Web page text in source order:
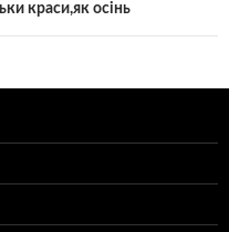
краси,як осінь